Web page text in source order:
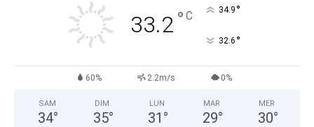
33.2 ° C 34.9 °
32.6 °
60% 2.2m/s 0%
SAM
34°
DIM
35°
LUN
31 °
MAR
29°
MER
30°